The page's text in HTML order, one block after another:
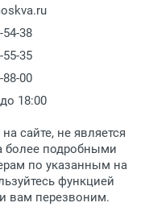
производится
на пункте
расчетный счет.
г. Москва,
17, корпус 1,
110-55-35.
в пункт
связывается с
о поступлении
при себе
в течение 3
поступления на
38
35
00
18:00
сайте, не является
более подробными
по указанным на
функцией
вам перезвоним.